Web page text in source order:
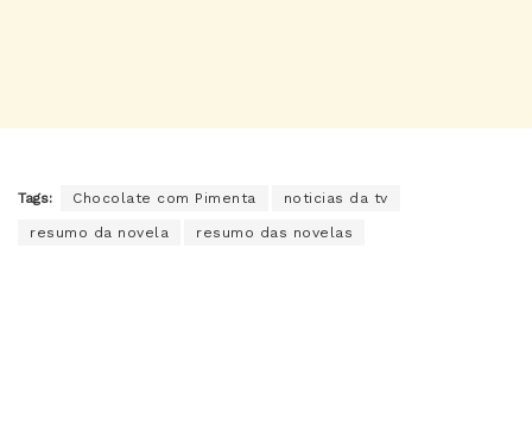
Tags: Chocolate com Pimenta noticias da tv
resumo da novela resumo das novelas